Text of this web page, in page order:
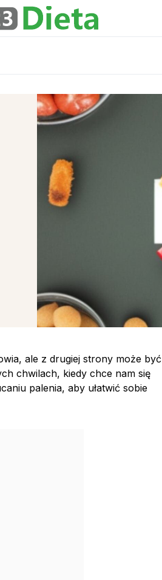
ale z drugiej strony może być
chwilach, kiedy chce nam się
palenia, aby ułatwić sobie